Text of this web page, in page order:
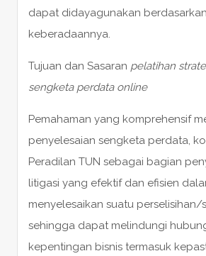
dapat didayagunakan
keberadaannya.
Tujuan dan Sasaran pelatihan
sengketa perdata online
Pemahaman yang komprehensif
penyelesaian sengketa perdata,
Peradilan TUN sebagai bagian
litigasi yang efektif dan efisien
menyelesaikan suatu perselisihan/
sehingga dapat melindungi
kepentingan bisnis termasuk